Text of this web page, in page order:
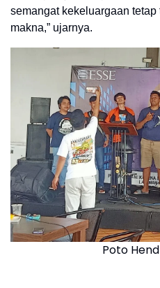
semangat kekeluargaan
makna,” ujarnya.
Poto